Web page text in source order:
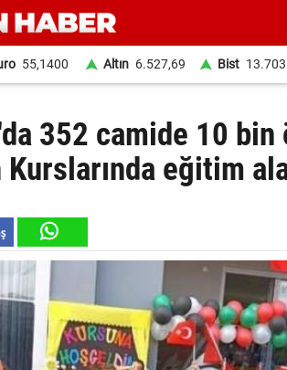
55,1400 Altın 6.527,69 Bist 13.703
352 camide 10 bin
Kurslarında eğitim